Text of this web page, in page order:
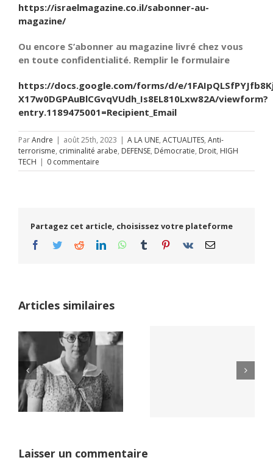
https://israelmagazine.co.il/sabonner-au-
magazine/
Ou encore S’abonner au magazine livré chez vous
en toute confidentialité. Remplir le formulaire
https://docs.google.com/forms/d/e/
X17w0DGPAuBlCGvqVUdh_Is8EL810Lxw82A/viewform?
entry.1189475001=Recipient_Email
ParAndre | août 25th, 2023 | A LA UNE, ACTUALITES, Anti-
terrorisme, criminalité arabe, DEFENSE, Démocratie, Droit, HIGH
TECH | 0 commentaire
Partagez cet article, choisissez votre plateforme
Facebook
TwitterRedditLinkedInWhatsApp
Tumblr Pinterest
Vk Email
Articles similaires
Netflix Field of
Dreams (1989)
Yaïr Golan : une
Laisser un commentaire